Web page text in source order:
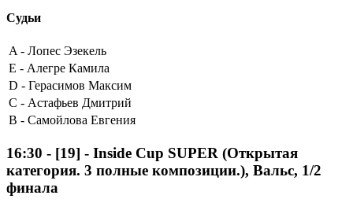
Судьи
A - Лопес Эзекель
E - Алегре Камила
D - Герасимов Максим
C - Астафьев Дмитрий
B - Самойлова Евгения
16:30 - [19] - Inside Cup SUPER (Открытая
категория. 3 полные композиции.), Вальс, 1/2
финала